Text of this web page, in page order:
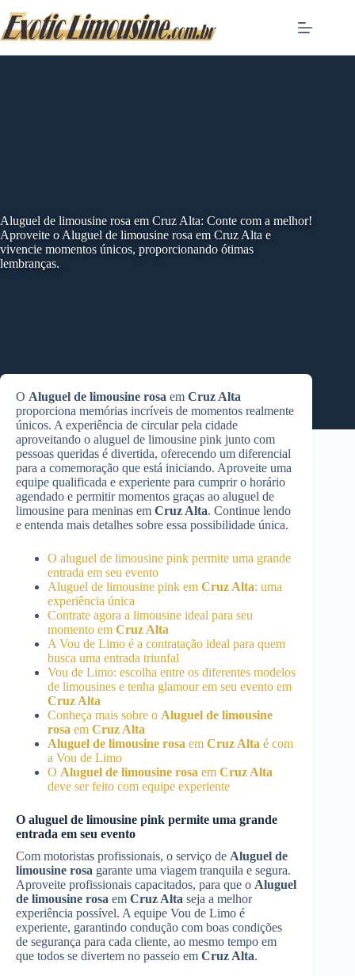
to
content
Aluguel de limousine rosa em Cruz Alta: Conte com a melhor!
Aproveite o Aluguel de limousine rosa em Cruz Alta e
vivencie momentos únicos, proporcionando ótimas
lembranças.
O Aluguel de limousine rosa em Cruz Alta
proporciona memórias incríveis de momentos realmente
únicos. A experiência de circular pela cidade
aproveitando o aluguel de limousine pink junto com
pessoas queridas é divertida, oferecendo um diferencial
para a comemoração que está iniciando. Aproveite uma
equipe qualificada e experiente para cumprir o horário
agendado e permitir momentos graças ao aluguel de
limousine para meninas em Cruz Alta. Continue lendo
e entenda mais detalhes sobre essa possibilidade única.
O aluguel de limousine pink permite uma grande
entrada em seu evento
Aluguel de limousine pink em Cruz Alta: uma
experiência única
Contrate agora a limousine ideal para seu
momento em Cruz Alta
A Vou de Limo é a contratação ideal para quem
busca uma entrada triunfal
Vou de Limo: escolha entre os diferentes modelos
de limousines e tenha glamour em seu evento em
Cruz Alta
Conheça mais sobre o Aluguel de limousine
rosa em Cruz Alta
Aluguel de limousine rosa em Cruz Alta é com
a Vou de Limo
O Aluguel de limousine rosa em Cruz Alta
deve ser feito com equipe experiente
O aluguel de limousine pink permite uma grande
entrada em seu evento
Com motoristas profissionais, o serviço de Aluguel de
limousine rosa garante uma viagem tranquila e segura.
Aproveite profissionais capacitados, para que o Aluguel
de limousine rosa em Cruz Alta seja a melhor
experiência possível. A equipe Vou de Limo é
experiente, garantindo condução com boas condições
de segurança para cada cliente, ao mesmo tempo em
que todos se divertem no passeio em Cruz Alta.